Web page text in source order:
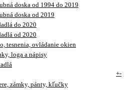
doska od 1994 do 2019
doska od 2019
do 2020
od 2020
tesnenia, ovládanie okien
loga a nápisy
+-
zámky, pánty, kľučky